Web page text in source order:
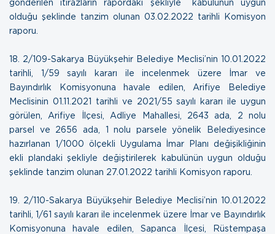
gönderilen itirazların rapordaki şekliyle kabulünün uygun
olduğu şeklinde tanzim olunan 03.02.2022 tarihli Komisyon
raporu
18.
2/109-Sakarya Büyükşehir Belediye Meclisi’nin 10.01.2022
tarihli, 1/59 sayılı kararı ile incelenmek üzere İmar ve
Bayındırlık Komisyonuna havale edilen, Arifiye Belediye
Meclisinin 01.11.2021 tarihli ve 2021/55 sayılı kararı ile uygun
görülen, Arifiye İlçesi, Adliye Mahallesi, 2643 ada, 2 nolu
parsel ve 2656 ada, 1 nolu parsele yönelik Belediyesince
hazırlanan 1/1000 ölçekli Uygulama İmar Planı değişikliğinin
ekli plandaki şekliyle değiştirilerek kabulünün uygun olduğu
şeklinde tanzim olunan 27.01.2022 tarihli Komisyon raporu
19.
2/110-Sakarya Büyükşehir Belediye Meclisi’nin 10.01.2022
tarihli, 1/61 sayılı kararı ile incelenmek üzere İmar ve Bayındırlık
Komisyonuna havale edilen, Sapanca İlçesi, Rüstempaşa